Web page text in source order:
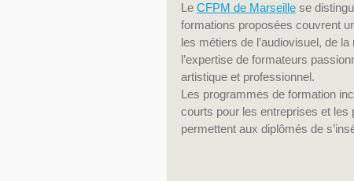
Le CFPM de Marseille se
formations proposées couvrent
les métiers de l’audiovisuel, de
l’expertise de formateurs
artistique et professionnel.
Les programmes de formation
courts pour les entreprises et
permettent aux diplômés de